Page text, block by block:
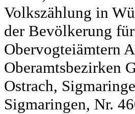
Volkszählung in
der Bevölkerung
Obervogteiämtern
Oberamtsbezirken
Ostrach,
Sigmaringen, Nr.